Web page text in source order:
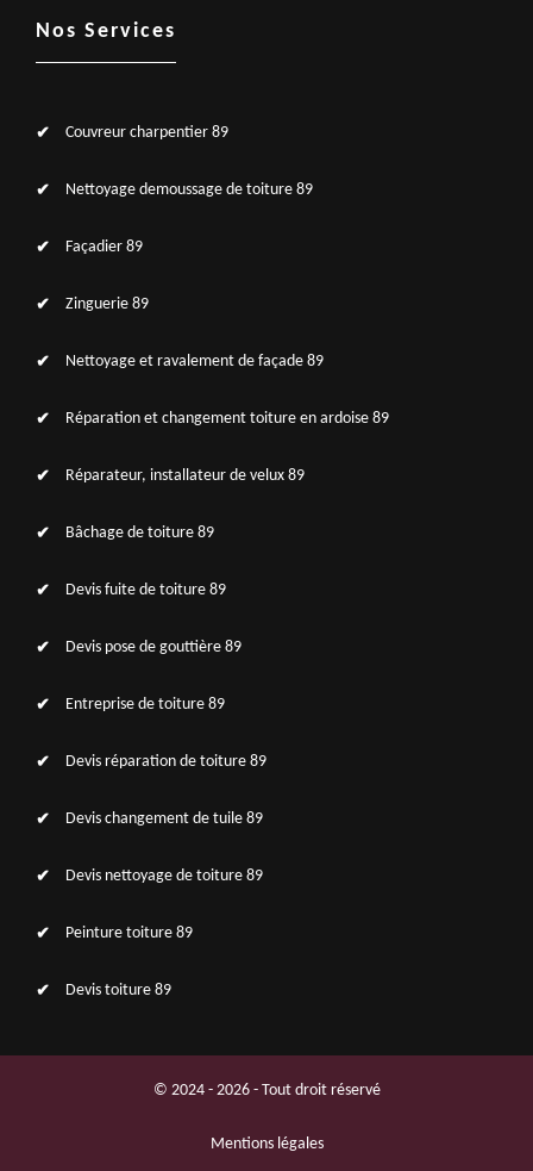
Nos Services
Couvreur charpentier 89
Nettoyage demoussage de toiture 89
Façadier 89
Zinguerie 89
Nettoyage et ravalement de façade 89
Réparation et changement toiture en ardoise 89
Réparateur, installateur de velux 89
Bâchage de toiture 89
Devis fuite de toiture 89
Devis pose de gouttière 89
Entreprise de toiture 89
Devis réparation de toiture 89
Devis changement de tuile 89
Devis nettoyage de toiture 89
Peinture toiture 89
Devis toiture 89
© 2024 - 2026 - Tout droit réservé
Mentions légales